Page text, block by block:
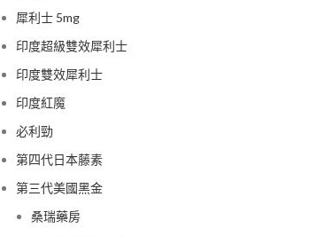
犀利士 5mg
印度超級雙效犀利士
印度雙效犀利士
印度紅魔
必利勁
第四代日本藤素
第三代美國黑金
桑瑞藥房